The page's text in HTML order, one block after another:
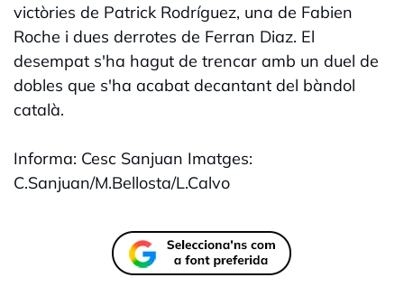
victòries de Patrick Rodríguez, una de Fabien
Roche i dues derrotes de Ferran Diaz. El
desempat s'ha hagut de trencar amb un duel de
dobles que s'ha acabat decantant del bàndol
català.
Informa: Cesc Sanjuan Imatges:
C.Sanjuan/M.Bellosta/L.Calvo